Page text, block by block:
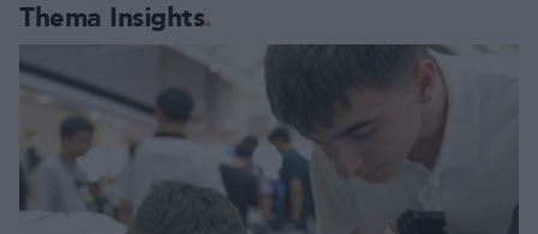
Thema Insights